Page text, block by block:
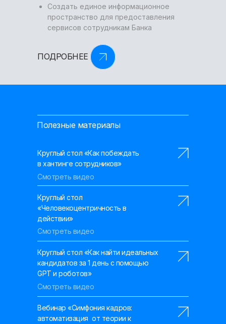
ПОДРОБНЕЕ
Создать единое информационное
пространство для предоставления
сервисов сотрудникам Банка
Смотреть видео
Круглый стол «Как побеждать
в хантинге сотрудников»
Полезные материалы
Круглый стол
«Человекоцентричность в
действии»
Смотреть видео
Круглый стол «Как найти идеальных
кандидатов за 1 день с помощью
GPT и роботов»
Смотреть видео
Вебинар «Симфония кадров:
автоматизация от теории к